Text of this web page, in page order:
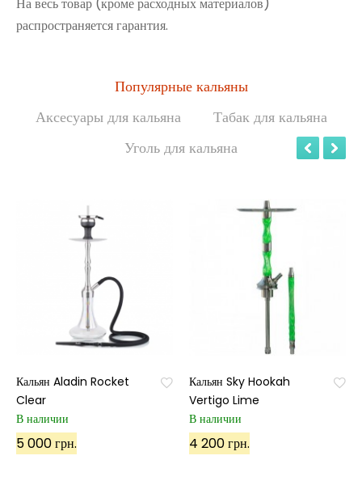
распространяется гарантия.
Популярные кальяны
Аксесуары для кальяна
Табак для кальяна
Уголь для кальяна
Кальян Aladin Rocket
Clear
В наличии
5 000 грн.
Кальян Sky Hookah
Vertigo Lime
В наличии
4 200 грн.